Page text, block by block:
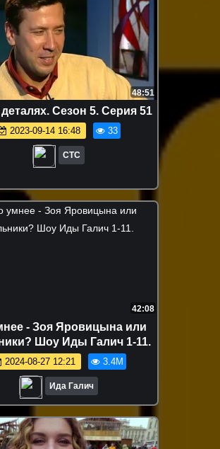
48:51
Сезон 5. Серия 51
2023-09-14 16:48 33
СТС
42:08
- Зоя Яровицына или
Шоу Иды Галич 1-11.
2024-08-27 12:21 3.4M
Ида Галич